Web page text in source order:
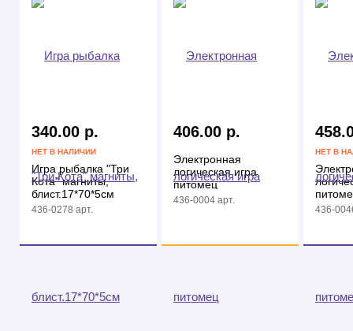
340.00 р.
НЕТ В НАЛИЧИИ
Игра рыбалка "Три
Кота" магниты,
блист.17*70*5см
436-0278 арт.
406.00 р.
Электронная
логическая игра
питомец
436-0004 арт.
НЕТ В
436-